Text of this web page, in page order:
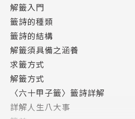
本書作者王儷容將台灣廟宇最常
學研究的角度切入，利用關鍵字
籤詩的構成形式與意涵，說明卦
鍵字詞，教導讀者如何看懂籤詩
問，依照提問者求問的不同背景
明與提醒。不但能幫助讀者瞭解
解決人生疑惑的最佳解籤書。
解籤入門
籤詩的種類
籤詩的結構
解籤須具備之涵養
求籤方式
解籤方式
〈六十甲子籤〉籤詩詳解
詳解人生八大事